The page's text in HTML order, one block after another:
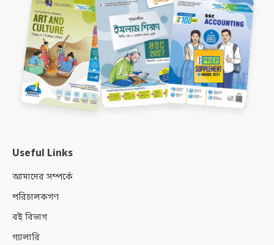
Useful Links
আমাদের সম্পর্কে
পরিচালকগণ
বই বিভাগ
গ্যালারি